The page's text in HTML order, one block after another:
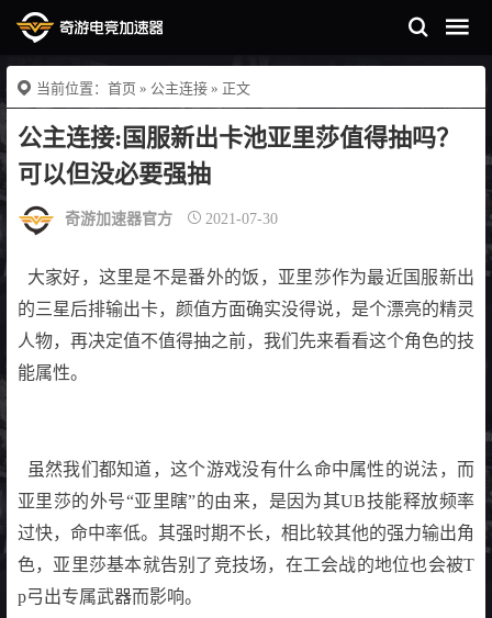
当前位置： 首页 » 公主连接 » 正文
公主连接:国服新出卡池亚里莎值得抽吗？
可以但没必要强抽
奇游加速器官方 2021-07-30
大家好，这里是不是番外的饭，亚里莎作为最近国服新出
的三星后排输出卡，颜值方面确实没得说，是个漂亮的精灵
人物，再决定值不值得抽之前，我们先来看看这个角色的技
能属性。
虽然我们都知道，这个游戏没有什么命中属性的说法，而
亚里莎的外号“亚里瞎”的由来，是因为其UB技能释放频率
过快，命中率低。其强时期不长，相比较其他的强力输出角
色，亚里莎基本就告别了竞技场，在工会战的地位也会被T
p弓出专属武器而影响。